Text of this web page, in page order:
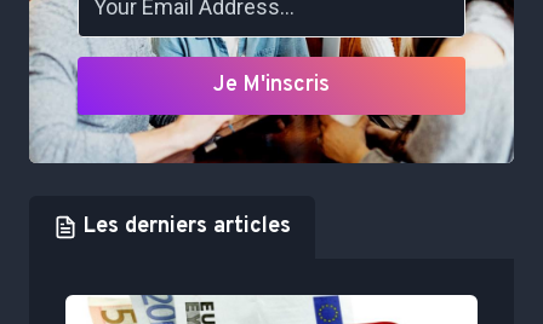
Je M'inscris
Les derniers articles